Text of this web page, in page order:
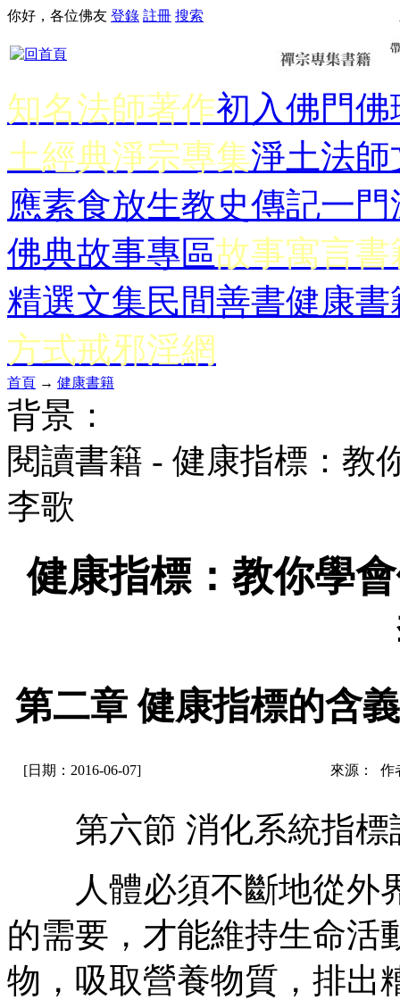
你好，各位佛友 登錄 註冊 搜索
知名法師著作初入佛門佛
土經典淨宗專集淨土法師
應素食放生教史傳記一門
佛典故事專區故事寓言書
精選文集民間善書健康書
方式戒邪淫網
首頁 → 健康書籍
背景：
閱讀書籍 - 健康指標：
李歌
健康指標：教你
第二章 健康指標的含
[日期：2016-06-07] 來源： 作
第六節 消化系統指標
人體必須不斷地從外
的需要，才能維持生命活
物，吸取營養物質，排出